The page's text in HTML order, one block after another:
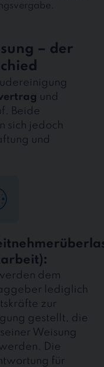
– der
und
Beide
sich jedoch
und
dem
lediglich
zur
gestellt, die
Weisung
Die
für